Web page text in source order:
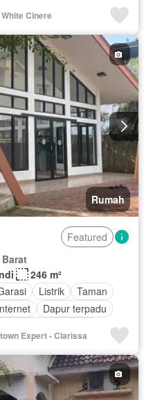
Cinere
Rumah
Featured
246 m²
Listrik
Taman
Dapur terpadu
24 jam
Air
Sebagian perabotan
Expert - Clarissa